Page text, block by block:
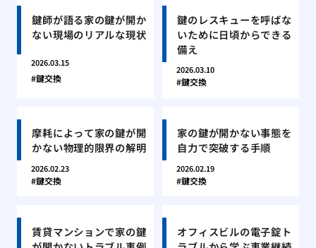
鍵師が語る家の鍵が開か
ない現場のリアルな現状
2026.03.15
鍵交換
鍵のレスキューを呼ばな
いために日頃からできる
備え
2026.03.10
鍵交換
摩耗によって家の鍵が開
かない物理的限界の解明
2026.02.23
鍵交換
家の鍵が開かない事態を
自力で突破する手順
2026.02.19
鍵交換
賃貸マンションで家の鍵
オフィスビルの電子錠ト